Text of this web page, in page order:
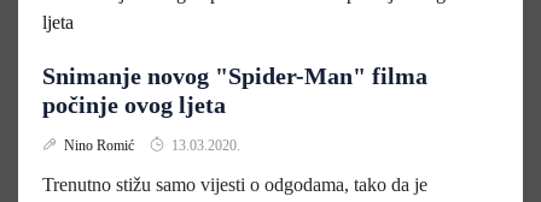
Snimanje novog "Spider-Man" filma
počinje ovog ljeta
Nino Romić 13.03.2020.
Trenutno stižu samo vijesti o odgodama, tako da je